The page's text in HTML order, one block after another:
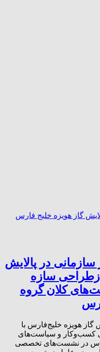
گاز هویزه خلیج فارس
در پالایش
سازه
کلان گروه
گاز هویزه خلیج‌فارس با
کسب‌وکار و سیاست‌های
در نشست‌های تخصصی